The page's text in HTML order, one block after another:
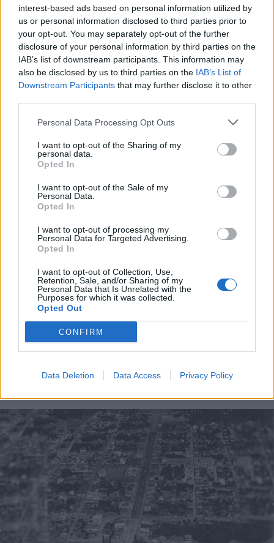
interest-based ads based on personal information utilized by
us or personal information disclosed to third parties prior to
your opt-out. You may separately opt-out of the further
disclosure of your personal information by third parties on the
IAB’s list of downstream participants. This information may
also be disclosed by us to third parties on the IAB’s List of
Downstream Participants that may further disclose it to other
Personal Data Processing Opt Outs
I want to opt-out of the Sharing of my
personal data.
Opted In
I want to opt-out of the Sale of my
Personal Data.
Opted In
I want to opt-out of processing my
Personal Data for Targeted Advertising.
Opted In
I want to opt-out of Collection, Use,
Retention, Sale, and/or Sharing of my
Personal Data that Is Unrelated with the
Purposes for which it was collected.
Opted Out
CONFIRM
Data Deletion Data Access Privacy Policy